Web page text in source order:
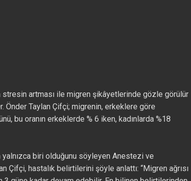
artması ile migren şikâyetlerinde gözle görülür
Önder Taylan Çifçi; migrenin, erkeklere göre
bu oranın erkeklerde % 6 iken, kadınlarda %18
yalnızca biri olduğunu söyleyen Anestezi ve
Çifçi, hastalık belirtilerini şöyle anlattı: “Migren ağrısı